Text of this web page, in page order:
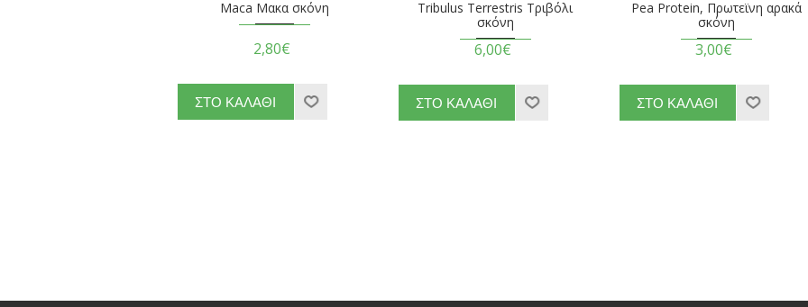
Maca Μακα σκόνη
2,80€
Tribulus Terrestris Τριβόλι
σκόνη
6,00€
Pea Protein, Πρωτεϊνη αρακά
σκόνη
3,00€